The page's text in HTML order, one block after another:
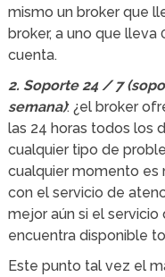
mismo un broker que
broker, a uno que
cuenta.
2. Soporte 24 / 7
semana): ¿el broker
las 24 horas todos los
cualquier tipo de
cualquier momento
con el servicio de
mejor aún si el
encuentra disponible
Este punto tal vez el